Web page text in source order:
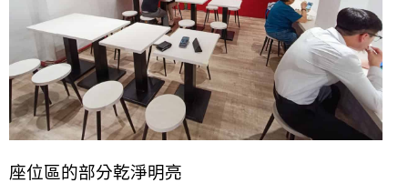
座位區的部分乾淨明亮